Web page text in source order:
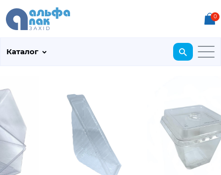
0
Каталог